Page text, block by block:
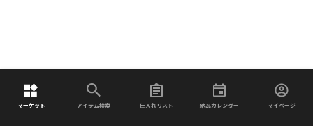
マーケット アイテム検索 仕入れリスト 納品カレンダー マイページ